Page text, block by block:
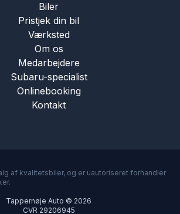
Biler
Pristjek din bil
Værksted
Om os
Medarbejdere
Subaru-specialist
Onlinebooking
Kontakt
af kvalitetsbiler, og er uautoriseret forhandler
Tappernøje Auto © 2026
CVR 29206945